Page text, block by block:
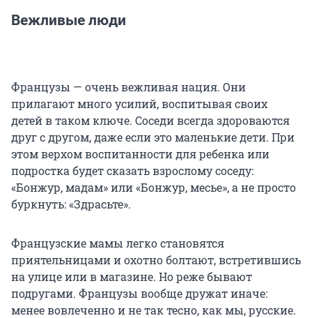
Вежливые люди
Французы — очень вежливая нация. Они
прилагают много усилий, воспитывая своих
детей в таком ключе. Соседи всегда здороваются
друг с другом, даже если это маленькие дети. При
этом верхом воспитанности для ребенка или
подростка будет сказать взрослому соседу:
«Бонжур, мадам» или «Бонжур, месье», а не просто
буркнуть: «Здрасьте».
Французские мамы легко становятся
приятельницами и охотно болтают, встретившись
на улице или в магазине. Но реже бывают
подругами. Французы вообще дружат иначе:
менее вовлеченно и не так тесно, как мы, русские.